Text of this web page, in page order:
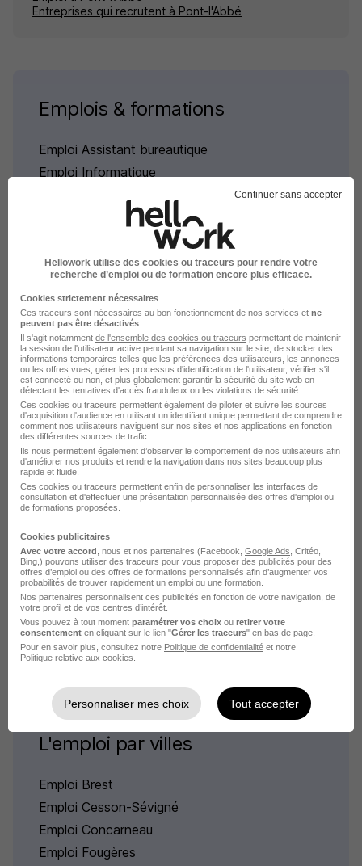
Entreprises qui recrutent à Pont-l'Abbé
Emplois & formations
Emploi Assistant bureautique
Emploi Informatique
L'emploi par métier
Emploi Adjoint technique
Emploi Administrateur des systèmes et réseaux
Emploi Chef de projet informatique
Emploi Développeur
Emploi Développeur Java
Emploi DevOps
Voir plus
L'emploi par ville autour de
Pont-l'Abbé
Parcourir toutes les offres de Assistant bureautique
L'emploi par villes
Emploi Brest
Emploi Cesson-Sévigné
Emploi Concarneau
Emploi Fougères
Continuer sans accepter
Hellowork utilise des cookies ou traceurs pour rendre votre
recherche d’emploi ou de formation encore plus efficace.
Cookies strictement nécessaires
Ces traceurs sont nécessaires au bon fonctionnement de nos services et ne
peuvent pas être désactivés
Il s'agit notamment de l'ensemble des cookies ou traceurs permettant de maintenir
la session de l'utilisateur active pendant sa navigation sur le site, de stocker des
informations temporaires telles que les préférences des utilisateurs, les annonces
ou les offres vues, gérer les processus d'identification de l'utilisateur, vérifier s'il
est connecté ou non, et plus globalement garantir la sécurité du site web en
détectant les tentatives d'accès frauduleux ou les violations de sécurité.
Ces cookies ou traceurs permettent également de piloter et suivre les sources
d'acquisition d'audience en utilisant un identifiant unique permettant de comprendre
comment nos utilisateurs naviguent sur nos sites et nos applications en fonction
des différentes sources de trafic.
Ils nous permettent également d’observer le comportement de nos utilisateurs afin
d'améliorer nos produits et rendre la navigation dans nos sites beaucoup plus
rapide et fluide.
Ces cookies ou traceurs permettent enfin de personnaliser les interfaces de
consultation et d'effectuer une présentation personnalisée des offres d'emploi ou
de formations proposées.
Cookies publicitaires
Avec votre accord , nous et nos partenaires (Facebook, Google Ads , Critéo,
Bing,) pouvons utiliser des traceurs pour vous proposer des publicités pour des
offres d’emploi ou des offres de formations personnalisés afin d’augmenter vos
probabilités de trouver rapidement un emploi ou une formation.
Nos partenaires personnalisent ces publicités en fonction de votre navigation, de
votre profil et de vos centres d’intérêt.
Vous pouvez à tout moment paramétrer vos choix ou retirer votre
consentement en cliquant sur le lien "Gérer les traceurs" en bas de page.
Pour en savoir plus, consultez notre Politique de confidentialité et notre
Politique relative aux cookies
Personnaliser mes choix Tout accepter